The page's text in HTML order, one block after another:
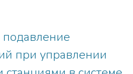
робастный
на методе
момента, в котором для
подавление
при управлении